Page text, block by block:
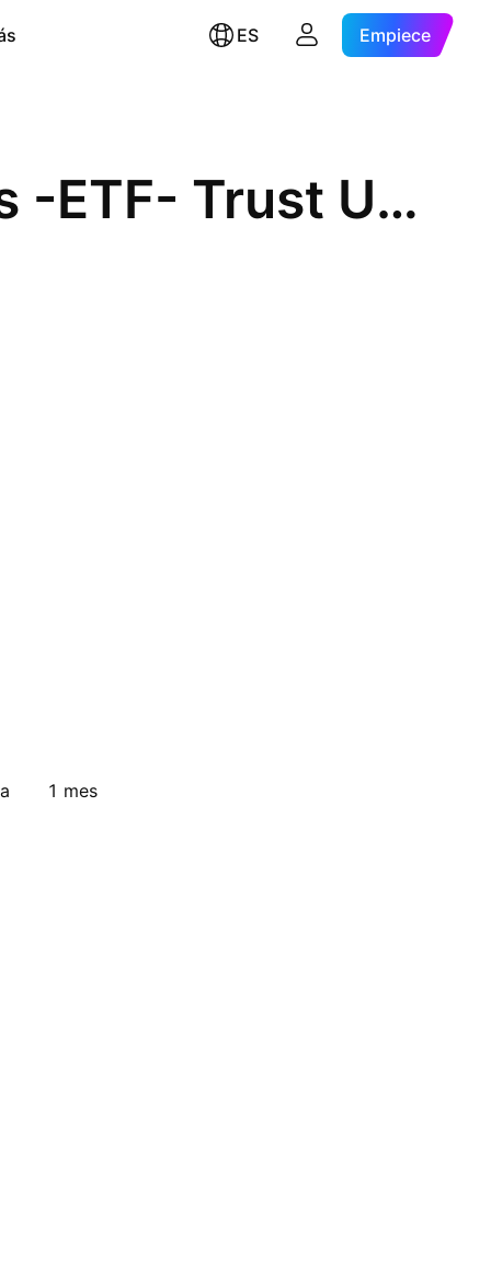
ES Empiece
Ninepoint Energy Fund Series -ETF- Trust Units
1 mes